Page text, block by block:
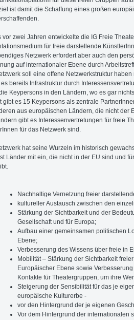
ist damit die Schaffung eines großen
vor zwei Jahren entwickelte die IG Freie
für freie darstellende
Netzwerk erfordert aber auch den
auf internationaler Ebene durch
soll eine offene Netzwerkstruktur
bereits Infrastruktur durch
Keypersons in den Ländern, wo es gar
gibt es 15 Keypersons als zentrale
aus europäischen Ländern, die nicht der
gibt es Interessenvertretungen für freie
für das Netzwerk sind.
hat seine Wurzeln im historisch
Länder mit ein, die nicht in der EU sind und
Nachhaltige Vernetzung freier
kultureller Austausch zwischen den
Stärkung der Sichtbarkeit und der
Gesellschaft und für Europa;
Aufbau einer gemeinsamen politischen
Ebene;
Verbesserung des Wissens über freie in
Mobilität – Stärkung der Sichtbarkeit
Europäischer Ebene sowie
Kontakte für Theatergruppen, um ihre
Steigerung der Sensibilität für das je
europäische Kulturerbe -
vor den Hintergrund der je eigenen
Vor dem Hintergrund der internationalen